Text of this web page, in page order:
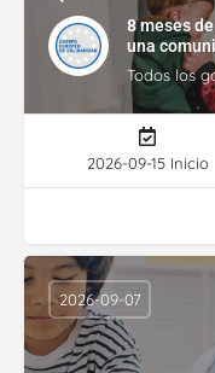
8 meses
una
Todos los
2026-09-15 Inicio
2026-09-07